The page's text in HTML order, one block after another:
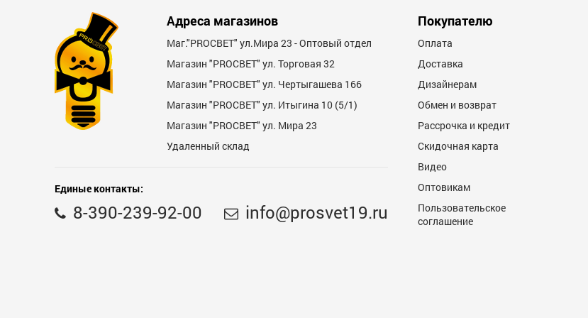
Недостатки
Адреса магазинов
Маг."PROСВЕТ" ул.Мира 23 - Оптовый отдел
Магазин "PROСВЕТ" ул. Торговая 32
Магазин "PROCBET" ул. Чертыгашева 166
Магазин "PROCBET" ул. Итыгина 10 (5/1)
Магазин "PROСВЕТ" ул. Мира 23
Удаленный склад
Единые контакты:
8-390-239-92-00 info@prosvet19.ru
Покупателю
Оплата
Доставка
Дизайнерам
Обмен и возврат
Рассрочка и кредит
Скидочная карта
Видео
Оптовикам
Пользовательское
соглашение